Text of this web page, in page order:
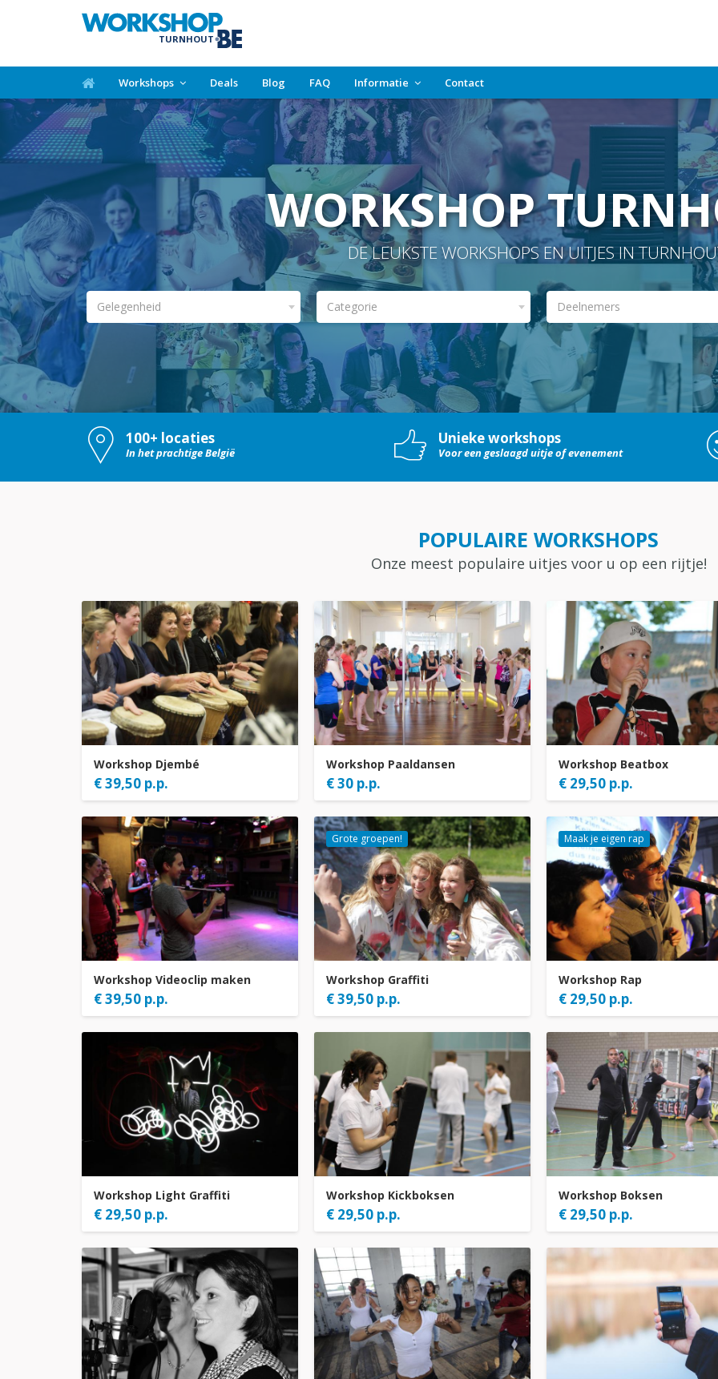
TURNHOUT
Workshops Deals Blog FAQ Informatie Contact
WORKSHOP
DE LEUKSTE WORKSHOPS EN UITJES IN
Gelegenheid Categorie Deelnemers
100+ locaties
In het prachtige België
Unieke workshops
Voor een geslaagd uitje of evenement
POPULAIRE WORKSHOPS
Onze meest populaire uitjes voor u op een rijtje!
Workshop Djembé
€ 39,50 p.p.
Workshop Paaldansen
€ 30 p.p.
Workshop Beatbox
€ 29,50 p.p.
Workshop Videoclip maken
€ 39,50 p.p.
Grote groepen!
Workshop Graffiti
€ 39,50 p.p.
Maak je eigen rap
Workshop Rap
€ 29,50 p.p.
Workshop Light Graffiti
€ 29,50 p.p.
Workshop Kickboksen
€ 29,50 p.p.
Workshop Boksen
€ 29,50 p.p.